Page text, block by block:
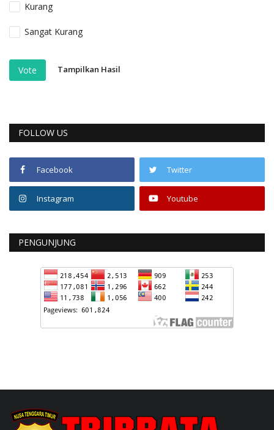
Kurang
Sangat Kurang
Vote Tampilkan Hasil
FOLLOW US
Facebook Twitter
Instagram Youtube
PENGUNJUNG